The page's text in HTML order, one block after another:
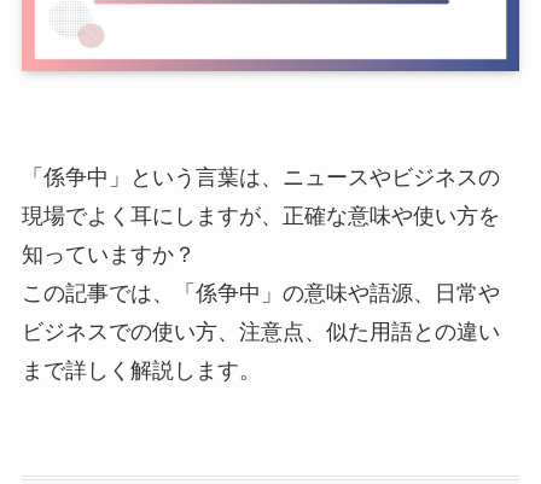
「係争中」という言葉は、ニュースやビジネスの
現場でよく耳にしますが、正確な意味や使い方を
知っていますか？
この記事では、「係争中」の意味や語源、日常や
ビジネスでの使い方、注意点、似た用語との違い
まで詳しく解説します。